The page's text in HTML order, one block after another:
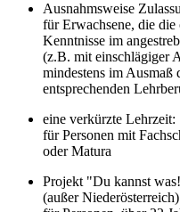
Ausnahmsweise
für Erwachsene, die
Kenntnisse im
(z.B. mit einschlägiger
mindestens im Ausmaß
entsprechenden
eine verkürzte Lehrzeit:
für Personen mit
oder Matura
Projekt "Du kannst
(außer